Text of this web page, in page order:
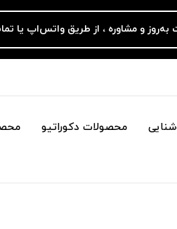
و مشاوره ، از طریق واتس‌اپ یا
محصولات دکوراتیو